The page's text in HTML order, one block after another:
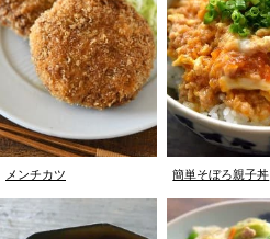
メンチカツ 簡単そぼろ親子丼